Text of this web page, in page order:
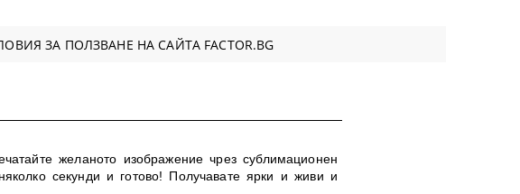
ЗА ПОЛЗВАНЕ НА САЙТА FACTOR.BG
желаното изображение чрез сублимационен
секунди и готово! Получавате ярки и живи и